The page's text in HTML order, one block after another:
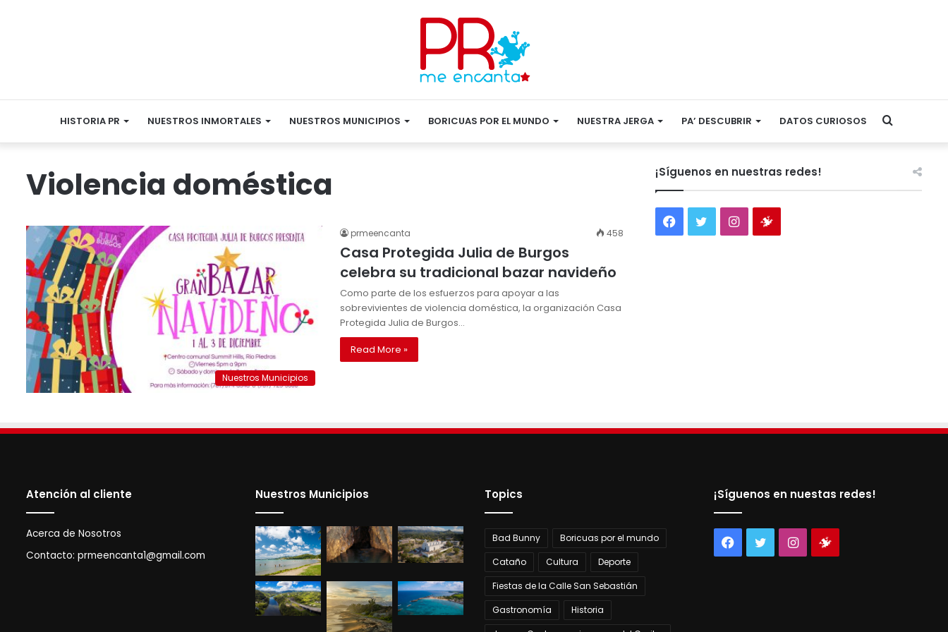
HISTORIA PR NUESTROS INMORTALES NUESTROS MUNICIPIOS BORICUAS POR EL MUNDO NUESTRA JERGA PA’ DESCUBRIR DATOS CURIOSOS Search
Violencia doméstica
Nuestros Municipios
prmeencanta 458
Casa Protegida Julia de Burgos
celebra su tradicional bazar navideño
Como parte de los esfuerzos para apoyar a las
sobrevivientes de violencia doméstica, la organización Casa
Protegida Julia de Burgos…
Read More »
¡Síguenos en nuestras redes!
Facebook
TwitterInstagram
Atención al cliente
Acerca de Nosotros
Contacto: prmeencanta1@gmail.com
Nuestros Municipios Topics
Bad Bunny
Boricuas por el mundo
Cataño
Cultura
Deporte
Fiestas de la Calle San Sebastián
Gastronomía
Historia
¡Síguenos en nuestas redes!
Facebook
TwitterInstagram